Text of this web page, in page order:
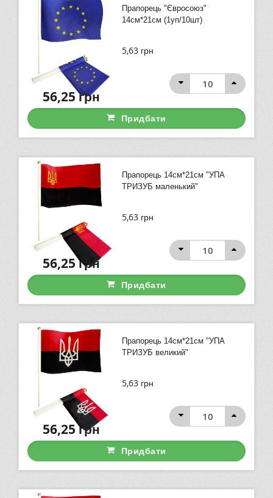
Прапорець "Євросоюз"
14см*21см (1уп/10шт)
5,63 грн
56,25грн
Придбати
Прапорець 14см*21см "УПА
ТРИЗУБ маленький"
5,63 грн
56,25грн
Придбати
Прапорець 14см*21см "УПА
ТРИЗУБ великий"
5,63 грн
56,25грн
Придбати